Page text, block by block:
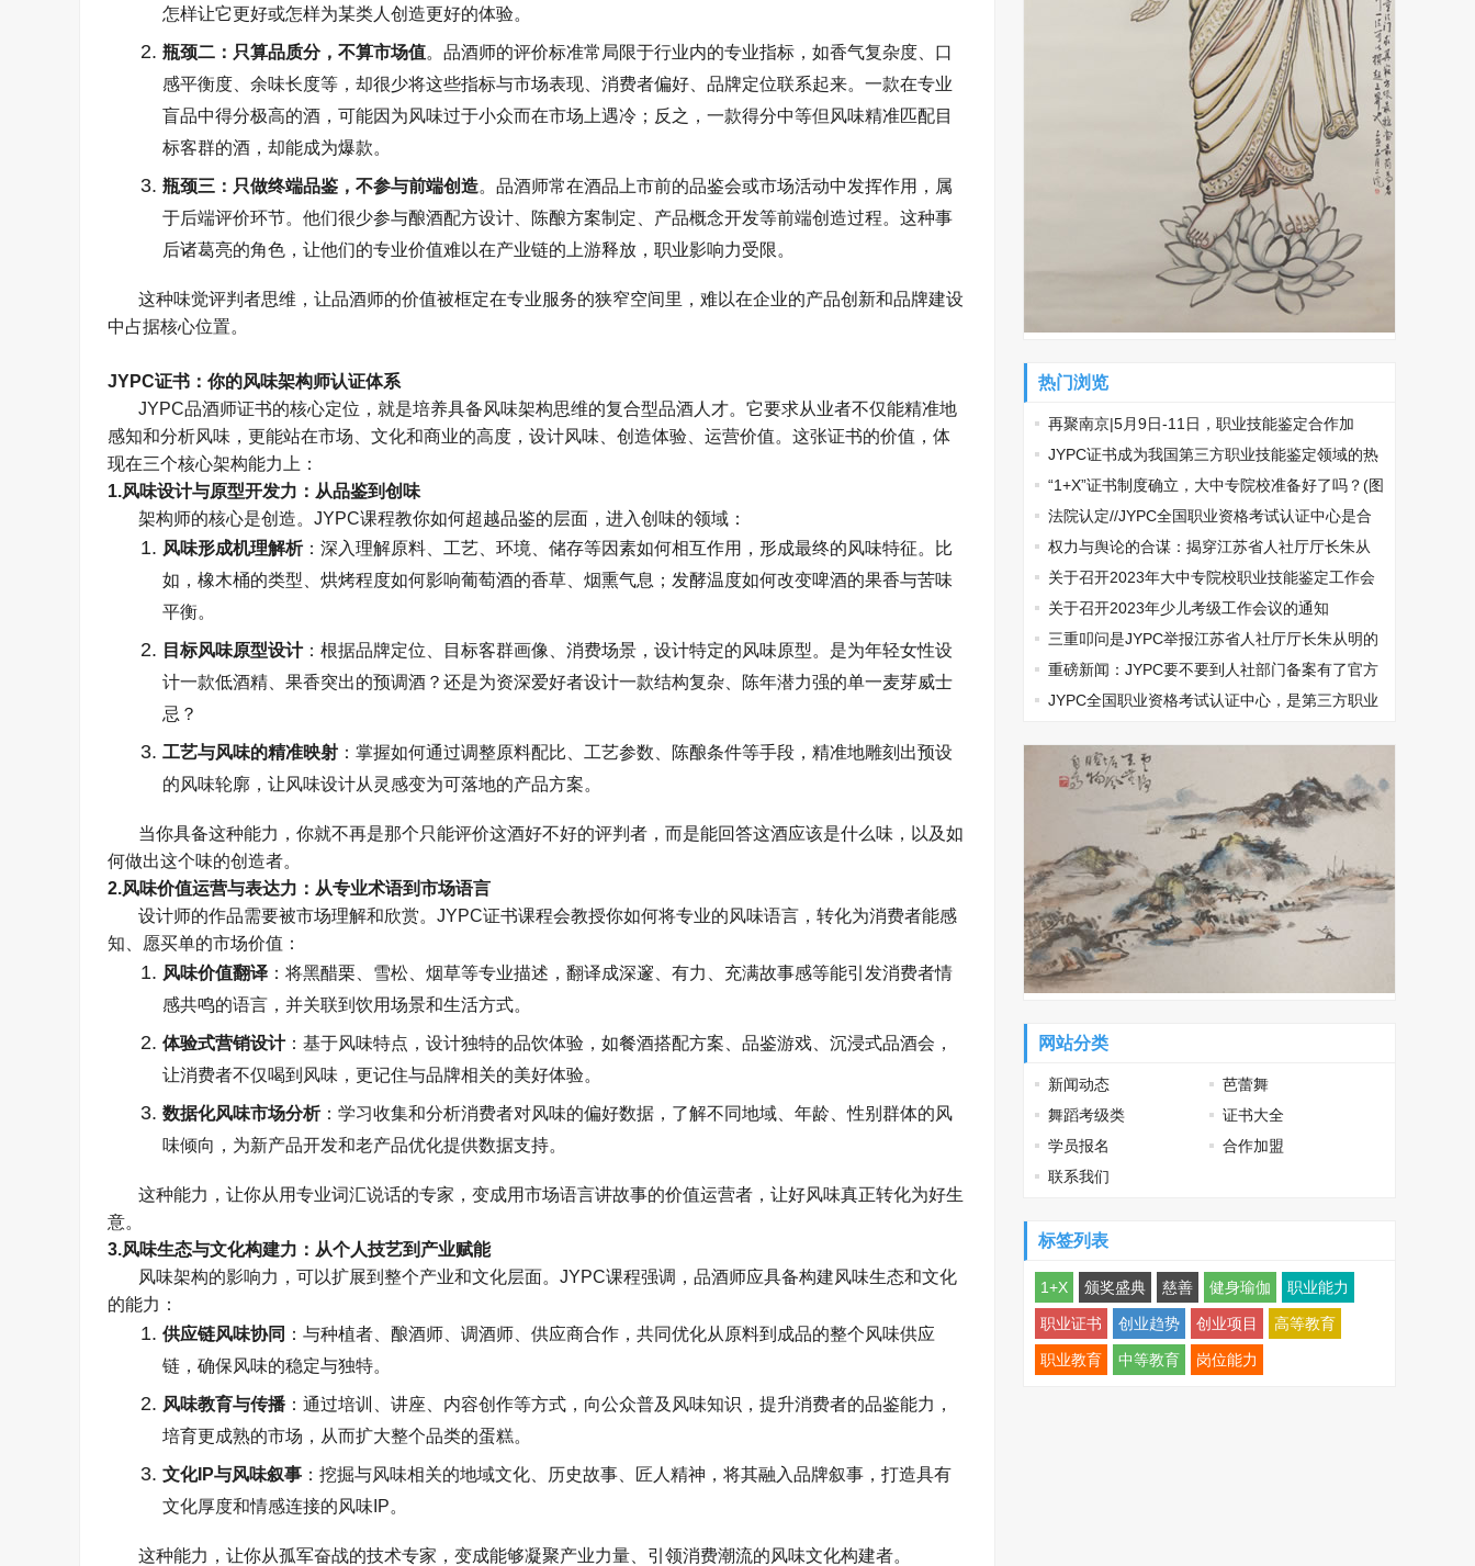
怎样让它更好或怎样为某类人创造更好的体验。
瓶颈二：只算品质分，不算市场值。品酒师的评价标准常局限于行业内的专业指标，如香气复杂度、口
感平衡度、余味长度等，却很少将这些指标与市场表现、消费者偏好、品牌定位联系起来。一款在专业
盲品中得分极高的酒，可能因为风味过于小众而在市场上遇冷；反之，一款得分中等但风味精准匹配目
标客群的酒，却能成为爆款。
瓶颈三：只做终端品鉴，不参与前端创造。品酒师常在酒品上市前的品鉴会或市场活动中发挥作用，属
于后端评价环节。他们很少参与酿酒配方设计、陈酿方案制定、产品概念开发等前端创造过程。这种事
后诸葛亮的角色，让他们的专业价值难以在产业链的上游释放，职业影响力受限。
这种味觉评判者思维，让品酒师的价值被框定在专业服务的狭窄空间里，难以在企业的产品创新和品牌建设
中占据核心位置。
JYPC证书：你的风味架构师认证体系
JYPC品酒师证书的核心定位，就是培养具备风味架构思维的复合型品酒人才。它要求从业者不仅能精准地
感知和分析风味，更能站在市场、文化和商业的高度，设计风味、创造体验、运营价值。这张证书的价值，体
现在三个核心架构能力上：
1.风味设计与原型开发力：从品鉴到创味
架构师的核心是创造。 JYPC课程教你如何超越品鉴的层面，进入创味的领域：
风味形成机理解析：深入理解原料、工艺、环境、储存等因素如何相互作用，形成最终的风味特征。比
如，橡木桶的类型、烘烤程度如何影响葡萄酒的香草、烟熏气息；发酵温度如何改变啤酒的果香与苦味
平衡。
目标风味原型设计：根据品牌定位、目标客群画像、消费场景，设计特定的风味原型。是为年轻女性设
计一款低酒精、果香突出的预调酒？还是为资深爱好者设计一款结构复杂、陈年潜力强的单一麦芽威士
忌？
工艺与风味的精准映射 ：掌握如何通过调整原料配比、工艺参数、陈酿条件等手段，精准地雕刻出预设
的风味轮廓，让风味设计从灵感变为可落地的产品方案。
当你具备这种能力，你就不再是那个只能评价这酒好不好的评判者，而是能回答这酒应该是什么味，以及如
何做出这个味的创造者。
2.风味价值运营与表达力：从专业术语到市场语言
设计师的作品需要被市场理解和欣赏。 JYPC证书课程会教授你如何将专业的风味语言，转化为消费者能感
知、愿买单的市场价值：
风味价值翻译 ：将黑醋栗、雪松、烟草等专业描述，翻译成深邃、有力、充满故事感等能引发消费者情
感共鸣的语言，并关联到饮用场景和生活方式。
体验式营销设计：基于风味特点，设计独特的品饮体验，如餐酒搭配方案、品鉴游戏、沉浸式品酒会，
让消费者不仅喝到风味，更记住与品牌相关的美好体验。
数据化风味市场分析：学习收集和分析消费者对风味的偏好数据，了解不同地域、年龄、性别群体的风
味倾向，为新产品开发和老产品优化提供数据支持。
这种能力，让你从用专业词汇说话的专家，变成用市场语言讲故事的价值运营者，让好风味真正转化为好生
意。
3.风味生态与文化构建力：从个人技艺到产业赋能
风味架构的影响力，可以扩展到整个产业和文化层面。 JYPC课程强调，品酒师应具备构建风味生态和文化
的能力：
供应链风味协同 ：与种植者、酿酒师、调酒师、供应商合作，共同优化从原料到成品的整个风味供应
链，确保风味的稳定与独特。
风味教育与传播 ：通过培训、讲座、内容创作等方式，向公众普及风味知识，提升消费者的品鉴能力，
培育更成熟的市场，从而扩大整个品类的蛋糕。
文化IP与风味叙事 ：挖掘与风味相关的地域文化、历史故事、匠人精神，将其融入品牌叙事，打造具有
文化厚度和情感连接的风味 IP。
这种能力，让你从孤军奋战的技术专家，变成能够凝聚产业力量、引领消费潮流的风味文化构建者。
热门浏览
再聚南京|5月9日-11日，职业技能鉴定合作加
盟，南京国际展览中心见！
​JYPC证书成为我国第三方职业技能鉴定领域的热
门话题
“1+X”证书制度确立，大中专院校准备好了吗？(图
文)法院认定//JYPC全国职业资格考试认证中心是合
法机构
权力与舆论的合谋：揭穿江苏省人社厅厅长朱从
明垄断集团打压民营企业的真相
关于召开2023年大中专院校职业技能鉴定工作会
议的通知
关于召开2023年少儿考级工作会议的通知
三重叩问是JYPC举报江苏省人社厅厅长朱从明的
无奈选择
重磅新闻：JYPC要不要到人社部门备案有了官方
结论JYPC全国职业资格考试认证中心，是第三方职业
网站分类
新闻动态
芭蕾舞
舞蹈考级类
证书大全
学员报名
合作加盟
联系我们
标签列表
1+X 颁奖盛典 慈善 健身瑜伽 职业能力
职业证书 创业趋势 创业项目 高等教育
职业教育 中等教育 岗位能力